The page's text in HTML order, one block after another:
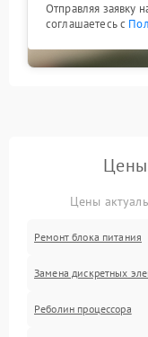
Отправляя заявку
соглашаетесь с
Цены
Цены
Ремонт блока питания
Замена дискретных
Реболин процессора